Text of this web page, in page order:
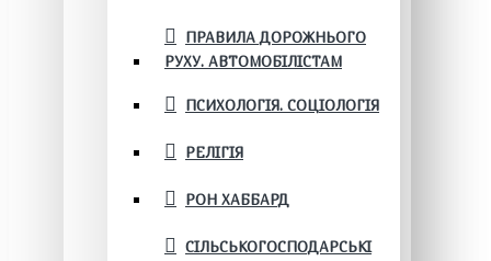
ПРАВИЛА ДОРОЖНЬОГО
РУХУ. АВТОМОБІЛІСТАМ
ПСИХОЛОГІЯ. СОЦІОЛОГІЯ
РЕЛІГІЯ
РОН ХАББАРД
СІЛЬСЬКОГОСПОДАРСЬКІ